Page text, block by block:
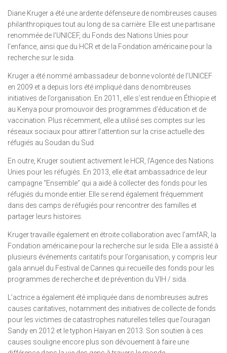
Diane Kruger a été une ardente défenseure de nombreuses causes
philanthropiques tout au long de sa carrière. Elle est une partisane
renommée de l’UNICEF, du Fonds des Nations Unies pour
l’enfance, ainsi que du HCR et de la Fondation américaine pour la
recherche sur le sida.
Kruger a été nommé ambassadeur de bonne volonté de l’UNICEF
en 2009 et a depuis lors été impliqué dans de nombreuses
initiatives de l’organisation. En 2011, elle s’est rendue en Éthiopie et
au Kenya pour promouvoir des programmes d’éducation et de
vaccination. Plus récemment, elle a utilisé ses comptes sur les
réseaux sociaux pour attirer l’attention sur la crise actuelle des
réfugiés au Soudan du Sud.
En outre, Kruger soutient activement le HCR, l’Agence des Nations
Unies pour les réfugiés. En 2013, elle était ambassadrice de leur
campagne “Ensemble” qui a aidé à collecter des fonds pour les
réfugiés du monde entier. Elle se rend également fréquemment
dans des camps de réfugiés pour rencontrer des familles et
partager leurs histoires.
Kruger travaille également en étroite collaboration avec l’amfAR, la
Fondation américaine pour la recherche sur le sida. Elle a assisté à
plusieurs événements caritatifs pour l’organisation, y compris leur
gala annuel du Festival de Cannes qui recueille des fonds pour les
programmes de recherche et de prévention du VIH / sida.
L’actrice a également été impliquée dans de nombreuses autres
causes caritatives, notamment des initiatives de collecte de fonds
pour les victimes de catastrophes naturelles telles que l’ouragan
Sandy en 2012 et le typhon Haiyan en 2013. Son soutien à ces
causes souligne encore plus son dévouement à faire une